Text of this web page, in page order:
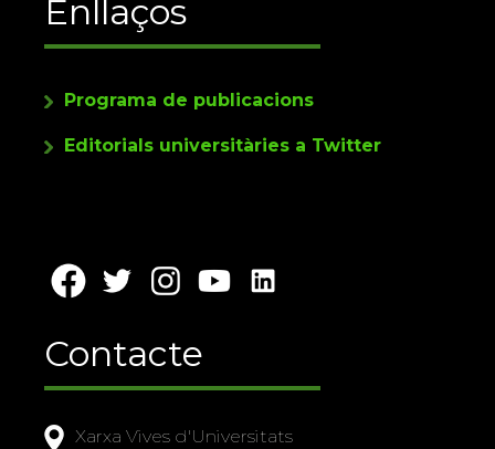
Enllaços
Programa de publicacions
Editorials universitàries a Twitter
Contacte
Xarxa Vives d'Universitats